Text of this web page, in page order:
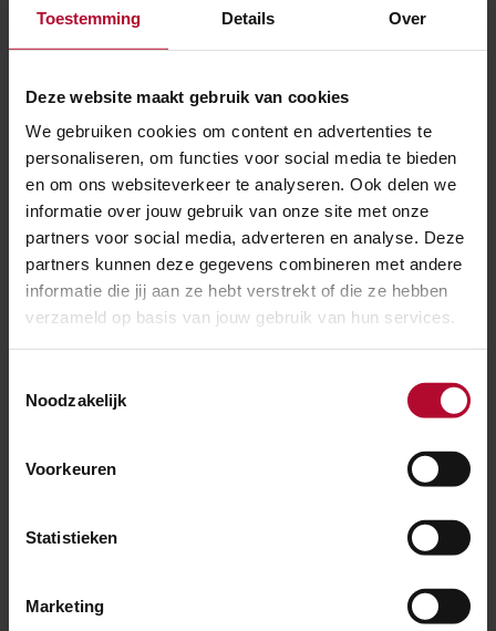
Toestemming Details Over
Deze website maakt gebruik van cookies
We gebruiken cookies om content en advertenties te
personaliseren, om functies voor social media te bieden
en om ons websiteverkeer te analyseren. Ook delen we
informatie over jouw gebruik van onze site met onze
partners voor social media, adverteren en analyse. Deze
partners kunnen deze gegevens combineren met andere
informatie die jij aan ze hebt verstrekt of die ze hebben
verzameld op basis van jouw gebruik van hun services.
Noodzakelijk
Voorkeuren
Statistieken
Marketing
Provincie Groningen
Gemeente Groningen